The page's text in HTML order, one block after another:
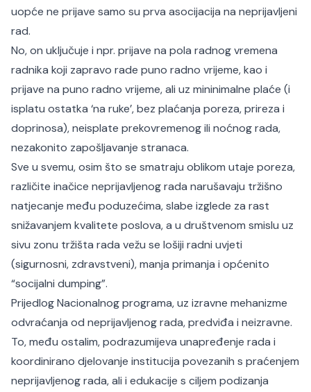
uopće ne prijave samo su prva asocijacija na neprijavljeni
rad.
No, on uključuje i npr. prijave na pola radnog vremena
radnika koji zapravo rade puno radno vrijeme, kao i
prijave na puno radno vrijeme, ali uz mininimalne plaće (i
isplatu ostatka ‘na ruke’, bez plaćanja poreza, prireza i
doprinosa), neisplate prekovremenog ili noćnog rada,
nezakonito zapošljavanje stranaca.
Sve u svemu, osim što se smatraju oblikom utaje poreza,
različite inačice neprijavljenog rada narušavaju tržišno
natjecanje među poduzećima, slabe izglede za rast
snižavanjem kvalitete poslova, a u društvenom smislu uz
sivu zonu tržišta rada vežu se lošiji radni uvjeti
(sigurnosni, zdravstveni), manja primanja i općenito
“socijalni dumping”.
Prijedlog Nacionalnog programa, uz izravne mehanizme
odvraćanja od neprijavljenog rada, predviđa i neizravne.
To, među ostalim, podrazumijeva unapređenje rada i
koordinirano djelovanje institucija povezanih s praćenjem
neprijavljenog rada, ali i edukacije s ciljem podizanja